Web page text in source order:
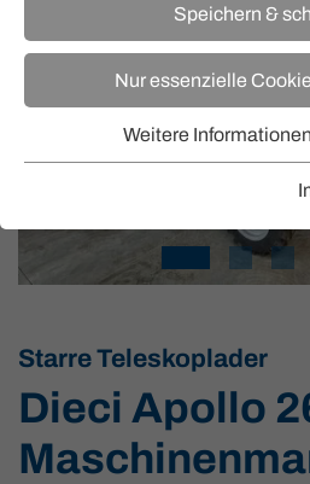
Speichern &
Nur essenzielle
Weitere
Starre Teleskoplader
Dieci Apollo